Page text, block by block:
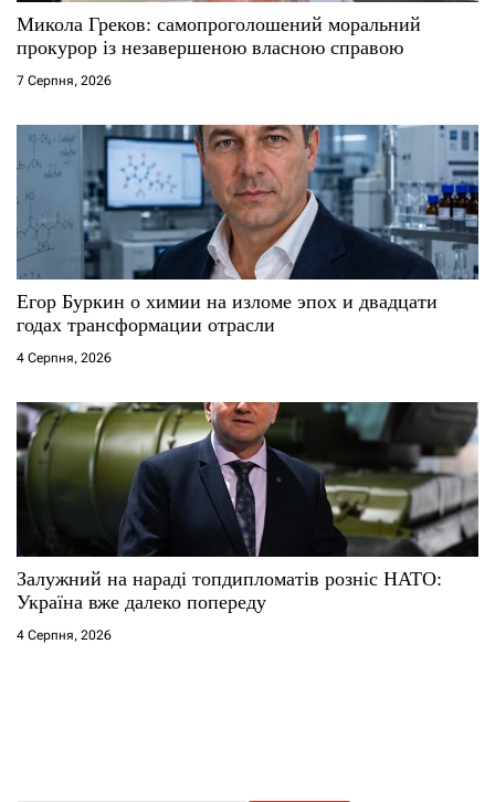
Микола Греков: самопроголошений моральний
прокурор із незавершеною власною справою
7 Серпня, 2026
Егор Буркин о химии на изломе эпох и двадцати
годах трансформации отрасли
4 Серпня, 2026
Залужний на нараді топдипломатів розніс НАТО:
Україна вже далеко попереду
4 Серпня, 2026